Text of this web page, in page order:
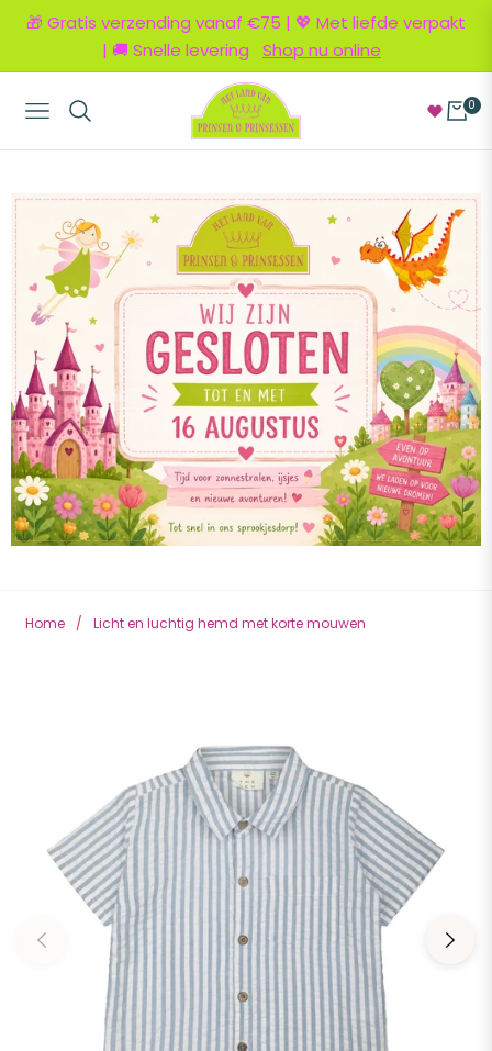
🎁 Gratis verzending vanaf €75 | 💖 Met liefde verpakt
| 🚚 Snelle levering
Shop nu online
Navigation
0
Home / Licht en luchtig hemd met korte mouwen